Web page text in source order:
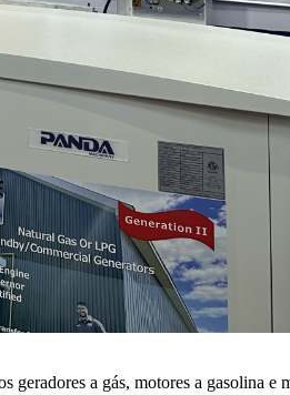
geradores a gás, motores a gasolina e